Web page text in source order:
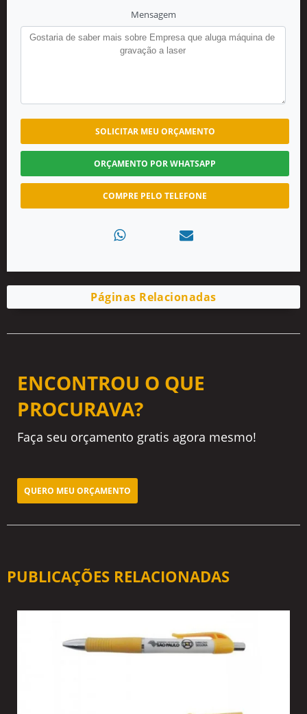
Mensagem
SOLICITAR MEU ORÇAMENTO
ORÇAMENTO POR WHATSAPP
COMPRE PELO TELEFONE
Páginas Relacionadas
ENCONTROU O QUE
PROCURAVA?
Faça seu orçamento gratis agora mesmo!
QUERO MEU ORÇAMENTO
PUBLICAÇÕES RELACIONADAS